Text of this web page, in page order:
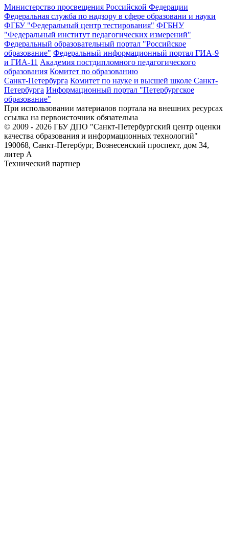
Министерство просвещения Российской Федерации
Федеральная служба по надзору в сфере образовани и науки
ФГБУ "Федеральный центр тестирования" ФГБНУ
"Федеральный институт педагогических измерений"
Федеральный образовательный портал "Российское
образование" Федеральный информационный портал ГИА-9
и ГИА-11 Академия постдипломного педагогического
образования Комитет по образованию
Санкт-Петербурга Комитет по науке и высшей школе Санкт-
Петербурга Информационный портал "Петербургское
образование"
При использовании материалов портала на внешних ресурсах
ссылка на первоисточник обязательна
© 2009 - 2026 ГБУ ДПО "Санкт-Петербургский центр оценки
качества образования и информационных технологий"
190068, Санкт-Петербург, Вознесенский проспект, дом 34,
литер А
Технический партнер